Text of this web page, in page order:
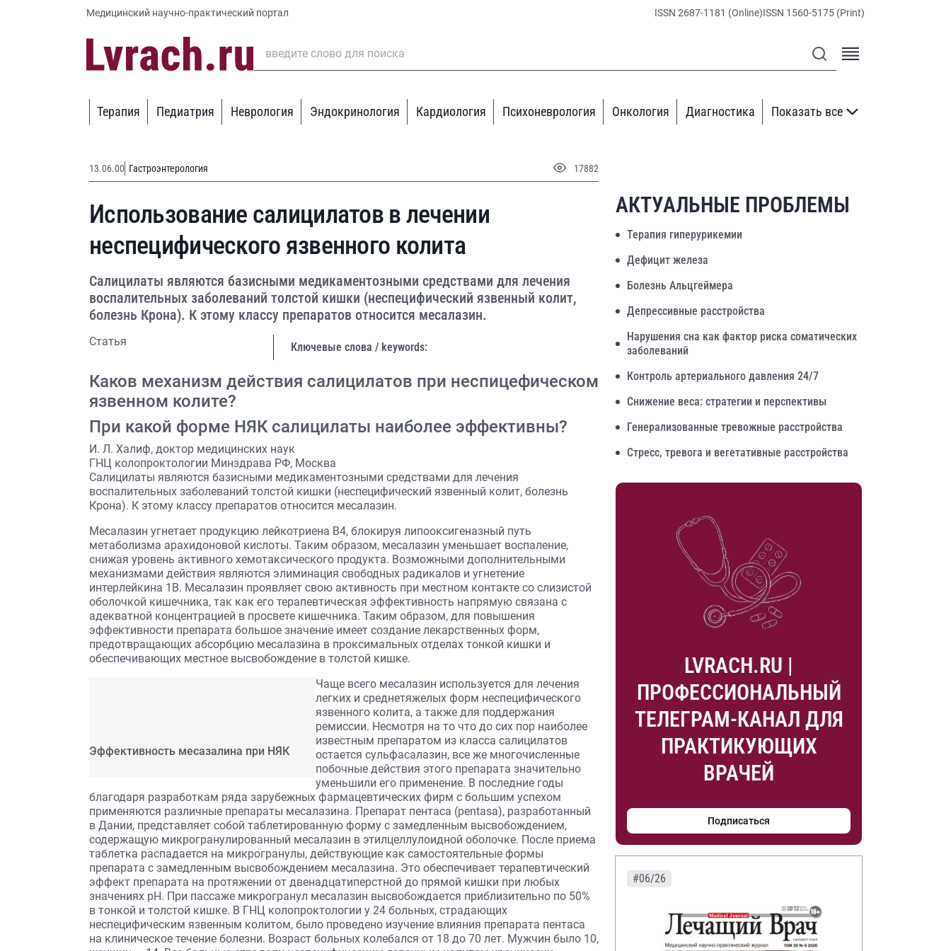
Медицинский научно-практический портал ISSN 2687-1181 (Online)ISSN 1560-5175 (Print)
Терапия Педиатрия Неврология Эндокринология Кардиология Психоневрология Онкология Диагностика Показать все
13.06.00 Гастроэнтерология 17882
Использование салицилатов в лечении
неспецифического язвенного колита
Салицилаты являются базисными медикаментозными средствами для лечения
воспалительных заболеваний толстой кишки (неспецифический язвенный колит,
болезнь Крона). К этому классу препаратов относится месалазин.
Статья Ключевые слова / keywords:
Каков механизм действия салицилатов при неспицефическом
язвенном колите?
При какой форме НЯК салицилаты наиболее эффективны?
И. Л. Халиф, доктор медицинских наук
ГНЦ колопроктологии Минздрава РФ, Москва
Салицилаты являются базисными медикаментозными средствами для лечения
воспалительных заболеваний толстой кишки (неспецифический язвенный колит, болезнь
Крона). К этому классу препаратов относится месалазин.
Месалазин угнетает продукцию лейкотриена В4, блокируя липооксигеназный путь
метаболизма арахидоновой кислоты. Таким образом, месалазин уменьшает воспаление,
снижая уровень активного хемотаксического продукта. Возможными дополнительными
механизмами действия являются элиминация свободных радикалов и угнетение
интерлейкина 1В. Месалазин проявляет свою активность при местном контакте со слизистой
оболочкой кишечника, так как его терапевтическая эффективность напрямую связана с
адекватной концентрацией в просвете кишечника. Таким образом, для повышения
эффективности препарата большое значение имеет создание лекарственных форм,
предотвращающих абсорбцию месалазина в проксимальных отделах тонкой кишки и
обеспечивающих местное высвобождение в толстой кишке.
Эффективность месазалина при НЯК
Чаще всего месалазин используется для лечения
легких и среднетяжелых форм неспецифического
язвенного колита, а также для поддержания
ремиссии. Несмотря на то что до сих пор наиболее
известным препаратом из класса салицилатов
остается сульфасалазин, все же многочисленные
побочные действия этого препарата значительно
уменьшили его применение. В последние годы
благодаря разработкам ряда зарубежных фармацевтических фирм с большим успехом
применяются различные препараты месалазина. Препарат пентаса (pentasa), разработанный
в Дании, представляет собой таблетированную форму с замедленным высвобождением,
содержащую микрогранулированный месалазин в этилцеллулоидной оболочке. После приема
таблетка распадается на микрогранулы, действующие как самостоятельные формы
препарата с замедленным высвобождением месалазина. Это обеспечивает терапевтический
эффект препарата на протяжении от двенадцатиперстной до прямой кишки при любых
значениях рН. При пассаже микрогранул месалазин высвобождается приблизительно по 50%
в тонкой и толстой кишке. В ГНЦ колопроктологии у 24 больных, страдающих
неспецифическим язвенным колитом, было проведено изучение влияния препарата пентаса
на клиническое течение болезни. Возраст больных колебался от 18 до 70 лет. Мужчин было 10,
АКТУАЛЬНЫЕ ПРОБЛЕМЫ
Терапия гиперурикемии
Дефицит железа
Болезнь Альцгеймера
Депрессивные расстройства
Нарушения сна как фактор риска соматических
заболеваний
Контроль артериального давления 24/7
Снижение веса: стратегии и перспективы
Генерализованные тревожные расстройства
Стресс, тревога и вегетативные расстройства
LVRACH.RU |
ПРОФЕССИОНАЛЬНЫЙ
ТЕЛЕГРАМ-КАНАЛ ДЛЯ
ПРАКТИКУЮЩИХ
ВРАЧЕЙ
Подписаться
#06/26